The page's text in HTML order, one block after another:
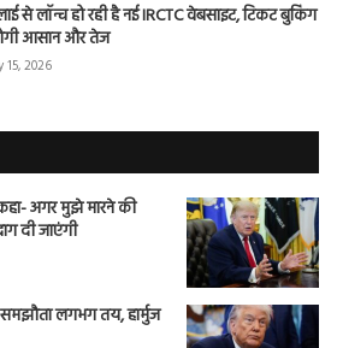
से लॉन्च हो रही है नई IRCTC वेबसाइट, टिकट बुकिंग
आसान और तेज
15, 2026
अगर मुझे मारने की
दी जाएंगी
समझौता लगभग तय, हार्मुज